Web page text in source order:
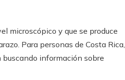
microscópico y que se produce
Para personas de Costa Rica,
información sobre